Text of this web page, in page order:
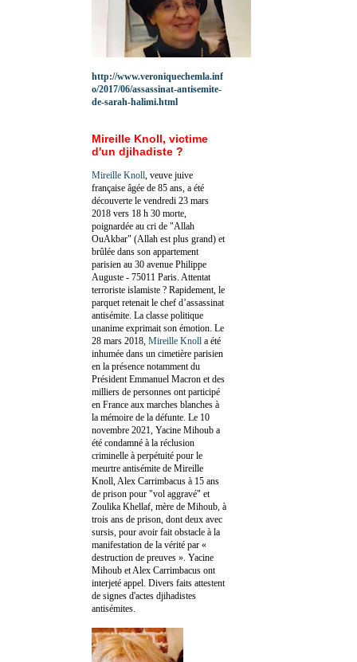
http://www.veroniquechemla.inf
o/2017/06/assassinat-antisemite-
de-sarah-halimi.html
Mireille Knoll, victime
d'un djihadiste ?
Mireille Knoll , veuve juive
française âgée de 85 ans, a été
découverte le vendredi 23 mars
2018 vers 18 h 30 morte,
poignardée au cri de "Allah
OuAkbar" (Allah est plus grand) et
brûlée dans son appartement
parisien au 30 avenue Philippe
Auguste - 75011 Paris. Attentat
terroriste islamiste ? Rapidement, le
parquet retenait le chef d’assassinat
antisémite. La classe politique
unanime exprimait son émotion. Le
28 mars 2018, Mireille Knoll a été
inhumée dans un cimetière parisien
en la présence notamment du
Président Emmanuel Macron et des
milliers de personnes ont participé
en France aux marches blanches à
la mémoire de la défunte. Le 10
novembre 2021, Yacine Mihoub a
été condamné à la réclusion
criminelle à perpétuité pour le
meurtre antisémite de Mireille
Knoll, Alex Carrimbacus à 15 ans
de prison pour "vol aggravé" et
Zoulika Khellaf, mère de Mihoub, à
trois ans de prison, dont deux avec
sursis, pour avoir fait obstacle à la
manifestation de la vérité par «
destruction de preuves ». Yacine
Mihoub et Alex Carrimbacus ont
interjeté appel. Divers faits attestent
de signes d'actes djihadistes
antisémites.